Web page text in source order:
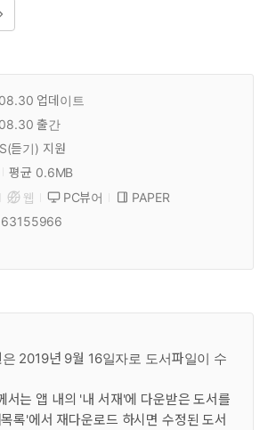
업데이트
출간
듣기) 지원
평균 0.6MB
웹 PC뷰어
PAPER
2019년 9월 16일자로 도서파일이 수
서는 앱 내의 '내 서재'에 다운받은 도서를
록'에서 재다운로드 하시면 수정된 도서